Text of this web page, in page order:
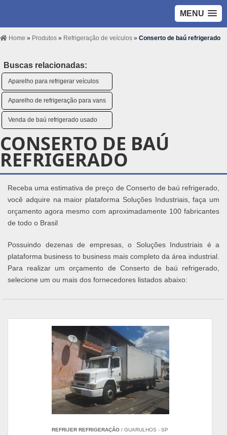
MENU
Home » Produtos » Refrigeração de veículos » Conserto de baú refrigerado
Buscas relacionadas:
Aparelho para refrigerar veículos
Aparelho de refrigeração para vans
Venda de baú refrigerado usado
CONSERTO DE BAÚ
REFRIGERADO
Receba uma estimativa de preço de Conserto de baú refrigerado,
você adquire na maior plataforma Soluções Industriais, faça um
orçamento agora mesmo com aproximadamente 100 fabricantes
de todo o Brasil
Possuindo dezenas de empresas, o Soluções Industriais é a
plataforma business to business mais completo da área industrial.
Para realizar um orçamento de Conserto de baú refrigerado,
selecione um ou mais dos fornecedores listados abaixo:
REFRIJER REFRIGERAÇÃO / GUARULHOS - SP